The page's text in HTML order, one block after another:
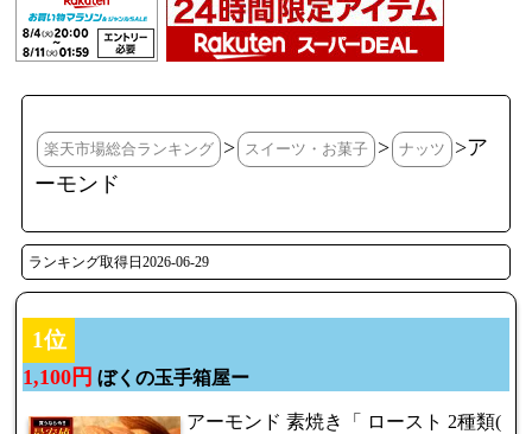
楽天市場総合ランキング > スイーツ・お菓子 > ナッツ
>ア
ーモンド
ランキング取得日2026-06-29
1位
1,100円 ぼくの玉手箱屋ー
アーモンド 素焼き「 ロースト 2種類(